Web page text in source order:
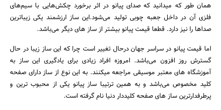
همان طور که میدانید که صدای پیانو در اثر برخورد چکش‌هایی با سیم‌های
فلزی آن در داخل جعبه چوبی تولید می‌شود.این ساز ارزشمند یکی زیباترین
صداها را نیز دارد. قطعا قیمت پیانو بیشتر از ساز های دیگر می‌باشد.
اما قیمت پیانو در سراسر جهان درحال تغییر است چرا که این ساز زیبا در حال
گسترش روز افزون می‌باشد. امروزه افراد زیادی برای یادگیری این ساز به
آموزشگاه های معتبر موسیقی مراجعه میکنند. به این نوع از ساز دارای صفحه
کلید مخصوص می‌باشد و به همین ترتیبا ساز پیانو یکی از محبوب ترین و
پرطرفدارترین ساز های صفحه کلیددار دنیا نام گرفته است.